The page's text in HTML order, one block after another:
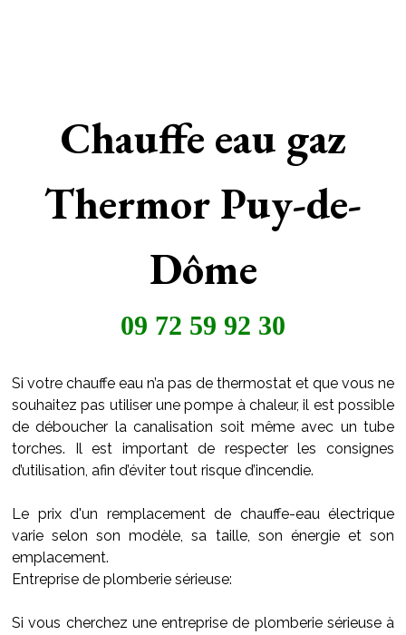
Chauffe eau gaz
Thermor Puy-de-
Dôme
09 72 59 92 30
Si votre chauffe eau n’a pas de thermostat et que vous ne
souhaitez pas utiliser une pompe à chaleur, il est possible
de déboucher la canalisation soit même avec un tube
torches. Il est important de respecter les consignes
d’utilisation, afin d’éviter tout risque d’incendie.
Le prix d'un remplacement de chauffe-eau électrique
varie selon son modèle, sa taille, son énergie et son
emplacement.
Entreprise de plomberie sérieuse:
Si vous cherchez une entreprise de plomberie sérieuse à